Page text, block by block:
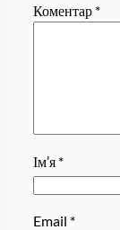
Коментар *
Ім’я *
Email *